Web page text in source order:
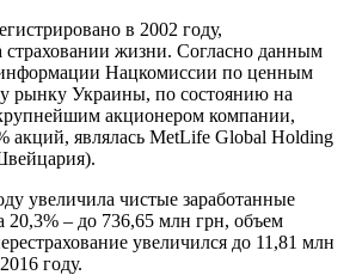
в 2002 году,
страховании жизни. Согласно данным
Нацкомиссии по ценным
рынку Украины, по состоянию на
акционером компании,
акций, являлась MetLife Global Holding
увеличила чистые заработанные
20,3% – до 736,65 млн грн, объем
увеличился до 11,81 млн
году.